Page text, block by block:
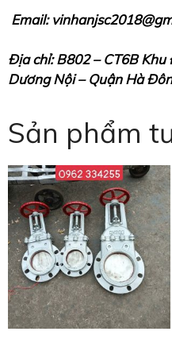
Email:
Địa chỉ: B802 – CT6B
Dương Nội – Quận Hà
Sản phẩm